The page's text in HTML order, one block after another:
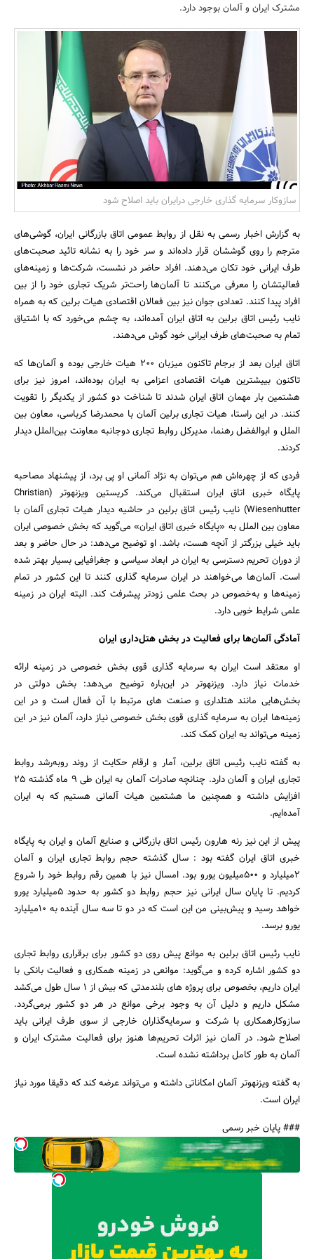
مسکن و ساختمان
جستجو
مشترک ایران و آلمان بوجود دارد.
سازوکار سرمایه گذاری خارجی درایران باید اصلاح شود
به گزارش اخبار رسمی به نقل از روابط عمومی اتاق بازرگانی ایران، گوشی‌های
مترجم را روی گوششان قرار داده‌اند و سر خود را به نشانه تائید صحبت‌های
طرف ایرانی خود تکان می‌دهند. افراد حاضر در نشست، شرکت‌ها و زمینه‌های
فعالیتشان را معرفی می‌کنند تا آلمان‌ها راحت‌تر شریک تجاری خود را از بین
افراد پیدا ‌کنند. تعدادی جوان نیز بین فعالان اقتصادی هیات برلین که به همراه
نایب رئیس اتاق برلین به اتاق ایران آمده‌اند، به چشم می‌خورد که با اشتیاق
تمام به صحبت‌های طرف ایرانی خود گوش می‌دهند.
اتاق ایران بعد از برجام تاکنون میزبان 200 هیات خارجی بوده و آلمان‌ها که
تاکنون بییشترین هیات اقتصادی اعزامی به ایران بوده‌اند، امروز نیز برای
هشتمین بار مهمان اتاق ایران شدند تا شناخت دو کشور از یکدیگر را تقویت
کنند. در این راستا، هیات تجاری برلین آلمان با محمدرضا کرباسی، معاون بین
الملل و ابوالفضل رهنما، مدیرکل روابط تجاری دوجانبه معاونت بین‌الملل دیدار
کردند.
فردی که از چهره‌اش هم می‌توان به نژاد آلمانی او پی برد، از پیشنهاد مصاحبه
پایگاه خبری اتاق ایران استقبال می‌کند. کریستین ویزنهوتر (Christian
Wiesenhutter) نایب رئیس اتاق برلین در حاشیه دیدار هیات تجاری آلمان با
معاون بین الملل به «پایگاه خبری اتاق ایران» می‌گوید که بخش خصوصی ایران
باید خیلی بزرگتر از آنچه هست، باشد. او توضیح می‌دهد: در حال حاضر و بعد
از دوران تحریم دسترسی به ایران در ابعاد سیاسی و جغرافیایی بسیار بهتر شده
است. آلمان‌ها می‌خواهند در ایران سرمایه گذاری کنند تا این کشور در تمام
زمینه‌ها و به‌خصوص در بحث علمی زودتر پیشرفت کند. البته ایران در زمینه
علمی شرایط خوبی دارد.
آمادگی آلمان‌ها برای فعالیت در بخش هتل‌داری ایران
او معتقد است ایران به سرمایه گذاری قوی بخش خصوصی در زمینه ارائه
خدمات نیاز دارد. ویزنهوتر در این‌باره توضیح‌ می‌دهد: بخش دولتی در
بخش‌هایی مانند هتلداری و صنعت های مرتبط با آن فعال است و در این
زمینه‌ها ایران به سرمایه گذاری قوی بخش خصوصی نیاز دارد، آلمان نیز در این
زمینه می‌تواند به ایران کمک کند.
به گفته نایب رئیس اتاق برلین، آمار و ارقام حکایت از روند رو‌به‌رشد روابط
تجاری ایران و آلمان دارد. چنانچه صادرات آلمان به ایران طی 9 ماه گذشته 25
افزایش داشته و همچنین ما هشتمین هیات آلمانی هستیم که به ایران
آمده‌ایم.
پیش از این نیز رنه هارون رئیس اتاق بازرگانی و صنایع آلمان و ایران به پایگاه
خبری اتاق ایران گفته بود : سال گذشته حجم روابط تجاری ایران و آلمان
2میلیارد و 500میلیون یورو بود. امسال نیز با همین رقم روابط خود را شروع
کردیم. تا پایان سال ایرانی نیز حجم روابط دو کشور به حدود 5میلیارد یورو
خواهد رسید و پیش‌بینی من این است که در دو تا سه سال آینده به 10میلیارد
یورو برسد.
نایب رئیس اتاق برلین به موانع پیش روی دو کشور برای برقراری روابط تجاری
دو کشور اشاره کرده و می‌گوید: موانعی در زمینه همکاری و فعالیت بانکی با
ایران داریم، بخصوص برای پروژه های بلندمدتی که بیش از 1 سال طول می‌کشد
مشکل داریم و دلیل آن به وجود برخی موانع در هر دو کشور برمی‌گردد.
ساز‌و‌کارهمکاری با شرکت و سرمایه‌گذاران خارجی از سوی طرف ایرانی باید
اصلاح شود. در آلمان نیز اثرات تحریم‌ها هنوز برای فعالیت مشترک ایران و
آلمان به طور کامل برداشته نشده است.
به گفته ویزنهوتر آلمان امکاناتی داشته و می‌تواند عرضه کند که دقیقا مورد نیاز
ایران است.
### پایان خبر رسمی